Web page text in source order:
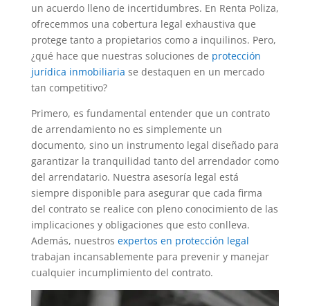
un acuerdo lleno de incertidumbres. En Renta Poliza,
ofrecemmos una cobertura legal exhaustiva que
protege tanto a propietarios como a inquilinos. Pero,
¿qué hace que nuestras soluciones de protección
jurídica inmobiliaria se destaquen en un mercado
tan competitivo?
Primero, es fundamental entender que un contrato
de arrendamiento no es simplemente un
documento, sino un instrumento legal diseñado para
garantizar la tranquilidad tanto del arrendador como
del arrendatario. Nuestra asesoría legal está
siempre disponible para asegurar que cada firma
del contrato se realice con pleno conocimiento de las
implicaciones y obligaciones que esto conlleva.
Además, nuestros expertos en protección legal
trabajan incansablemente para prevenir y manejar
cualquier incumplimiento del contrato.